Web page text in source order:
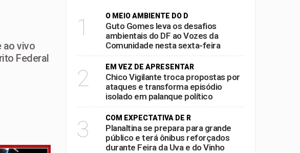
projeto para ampliar bancada na CLDF
Rocha e reúne multidão em convenção no Ulysses
nesta sexta-feira
isolado em palanque político
ao vivo
Federal
1 O MEIO AMBIENTE DO D
Guto Gomes leva os desafios
ambientais do DF ao Vozes da
Comunidade nesta sexta-feira
2 EM VEZ DE APRESENTAR
Chico Vigilante troca propostas por
ataques e transforma episódio
isolado em palanque político
3 COM EXPECTATIVA DE R
Planaltina se prepara para grande
público e terá ônibus reforçados
durante Feira da Uva e do Vinho